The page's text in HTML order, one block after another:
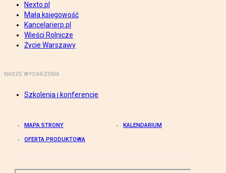
Nexto.pl
Mała księgowość
Kancelarierp.pl
Wieści Rolnicze
Życie Warszawy
NASZE WYDARZENIA
Szkolenia i konferencje
MAPA STRONY KALENDARIUM
OFERTA PRODUKTOWA